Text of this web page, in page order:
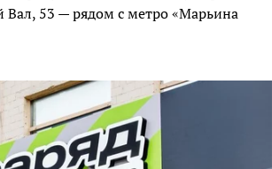
Вал, 53 — рядом с метро «Марьина